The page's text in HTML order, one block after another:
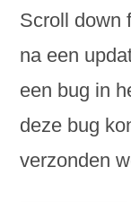
Scroll down
na een
een bug in
deze bug
verzonden